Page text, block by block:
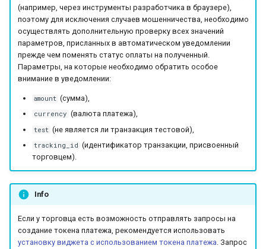
Тестовый режим
API version 3
Коды ошибок
Операция AFT
Операция OCT
Проверка
Запрос баланса
Запрос баланса
Запрос валют и сетей
Сервис отчетности
Параметры секции
smart_routing_verification
Провайдеры токенов
Параметры с
информацией о продаже
авиабилетов
Архив изменений
(например, через инструменты разработчика в браузере),
поэтому для исключения случаев мошенничества, необходимо
осуществлять дополнительную проверку всех значений
параметров, присланных в автоматическом уведомлении
прежде чем поменять статус оплаты на полученный.
Параметры, на которые необходимо обратить особое
внимание в уведомлении:
amount (сумма),
currency (валюта платежа),
test (не является ли транзакция тестовой),
tracking_id (идентификатор транзакции, присвоенный
торговцем).
Info
Если у торговца есть возможность отправлять запросы на
создание токена платежа, рекомендуется использовать
установку виджета с использованием токена платежа. Запрос